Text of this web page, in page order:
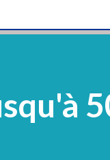
Dentaires